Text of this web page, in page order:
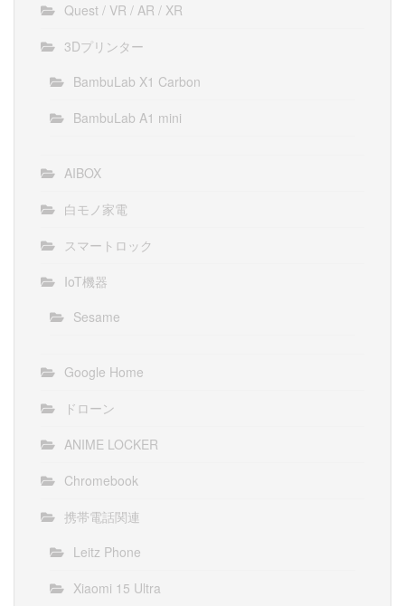
Quest / VR / AR / XR
3Dプリンター
BambuLab X1 Carbon
BambuLab A1 mini
AIBOX
白モノ家電
スマートロック
IoT機器
Sesame
Google Home
ドローン
ANIME LOCKER
Chromebook
携帯電話関連
Leitz Phone
Xiaomi 15 Ultra